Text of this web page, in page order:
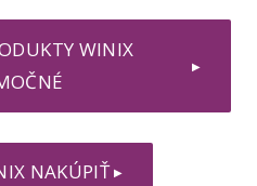
▶
WINIX
▶
NAKÚPIŤ